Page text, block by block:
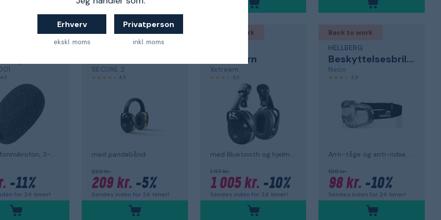
Erhverv
ekskl. moms
Privatperson
inkl. moms
4,5
til mikrofonmikrofon, 3-pak
-11%
for 24 timer!
Back to work
SECURE 2
4,5
med pandebånd
220 kr.
209 kr.-5%
Sendes inden for 24 timer!
Back to work
Høreværn
Xstream
3,3
med Bluetooth og hjelmmontering
1 117 kr.
1 005 kr.-10%
Sendes inden for 24 timer!
Back to work
HELLBERG
Beskyttelsesbriller
Neon
3,6
Anti-tåge og anti-ridse, klar linse
109 kr.
98 kr. -10%
Sendes inden for 24 timer!